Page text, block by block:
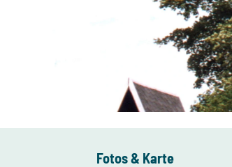
Fotos & Karte